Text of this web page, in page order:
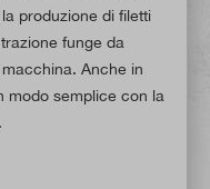
produzione di filetti
funge da
Anche in
modo semplice con la